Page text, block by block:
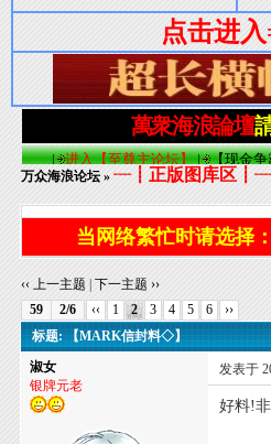
万众海浪论坛 »┈┋正版图库区
当网络繁忙时请选择：
‹‹ 上一主题 |下一主题 ››
59
2/6 ‹‹ 1 2 3 4 5 6
››
标题: 【MARK信封料◇】
淑女
银牌元老
发表于
好料!